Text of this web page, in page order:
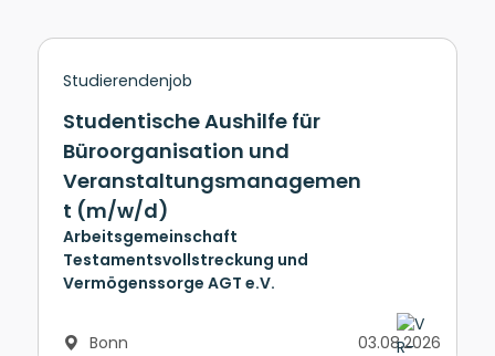
Studierendenjob
Studentische Aushilfe für
Büroorganisation und
Veranstaltungsmanagemen
t (m/w/d)
Arbeitsgemeinschaft
Testamentsvollstreckung und
Vermögenssorge AGT e.V.
Bonn 03.08.2026